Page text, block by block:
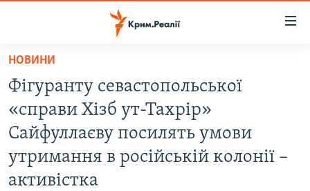
Перейти
основного
матеріалу
Перейти
до
основної
навігації
ВОДА.КРИМ
ВІДЕО ТА ФОТО
БЛОГИ
НОВИНИ
Фігуранту севастопольської
«справи Хізб ут-Тахрір»
Сайфуллаєву посилять умови
утримання в російській колонії –
активістка